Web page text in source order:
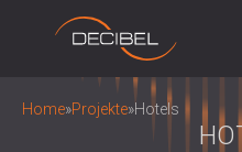
PRODUKTE
Home»Projekte»Hotels